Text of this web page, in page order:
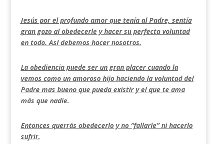
Jesús por el profundo amor que tenía al Padre, sentía
gran gozo al obedecerle y hacer su perfecta voluntad
en todo. Así debemos hacer nosotros.
La obediencia puede ser un gran placer cuando la
vemos como un amoroso hijo haciendo la voluntad del
Padre mas bueno que pueda existir y el que te ama
más que nadie.
Entonces querrás obedecerlo y no “fallarle” ni hacerlo
sufrir.